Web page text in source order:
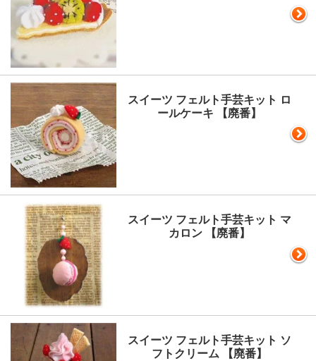
スイーツ フェルト手芸キット ロ
ールケーキ 【廃番】
スイーツ フェルト手芸キット マ
カロン 【廃番】
スイーツ フェルト手芸キット ソ
フトクリーム 【廃番】